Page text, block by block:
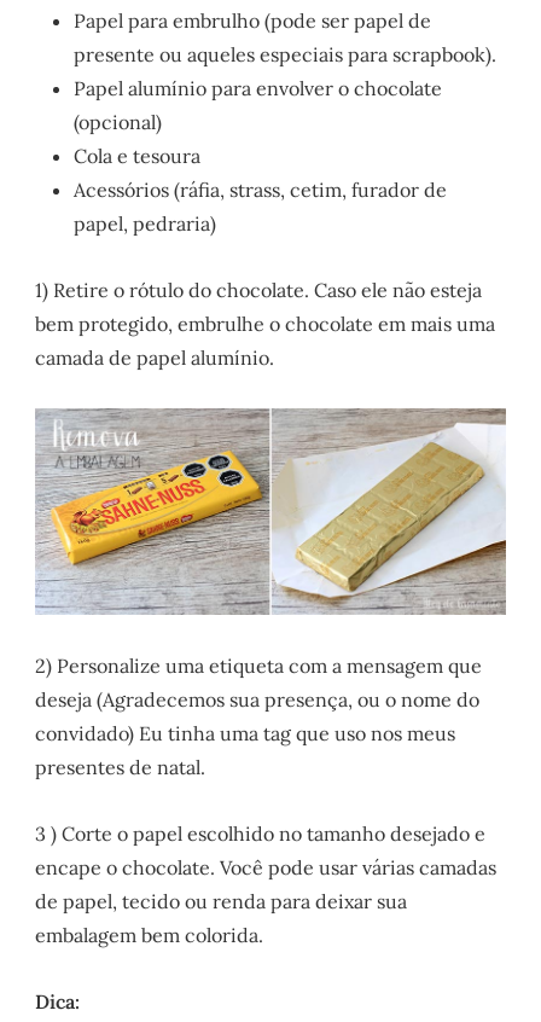
Papel para embrulho (pode ser papel de
presente ou aqueles especiais para scrapbook).
Papel alumínio para envolver o chocolate
(opcional)
Cola e tesoura
Acessórios (ráfia, strass, cetim, furador de
papel, pedraria)
1) Retire o rótulo do chocolate. Caso ele não esteja
bem protegido, embrulhe o chocolate em mais uma
camada de papel alumínio.
2) Personalize uma etiqueta com a mensagem que
deseja (Agradecemos sua presença, ou o nome do
convidado) Eu tinha uma tag que uso nos meus
presentes de natal.
3 ) Corte o papel escolhido no tamanho desejado e
encape o chocolate. Você pode usar várias camadas
de papel, tecido ou renda para deixar sua
embalagem bem colorida.
Dica: